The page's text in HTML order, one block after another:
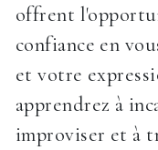
offrent
confiance en
et votre
apprendrez à
improviser et à